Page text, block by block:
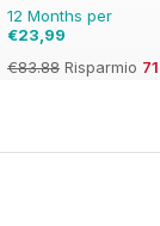
12 Months per
€23,99
€83.88 Risparmio